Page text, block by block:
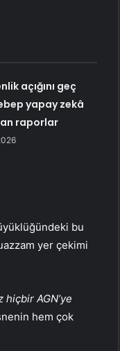
açığını geç
yapay zekâ
raporlar
bu
yer çekimi
AGN’ye
hem çok